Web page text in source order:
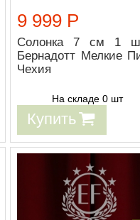
9 999 Р
Солонка 7 см 1
Бернадотт Мелкие
Чехия
На складе 0 шт
Купить